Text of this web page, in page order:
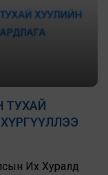
ТУХАЙ
Их Хуралд